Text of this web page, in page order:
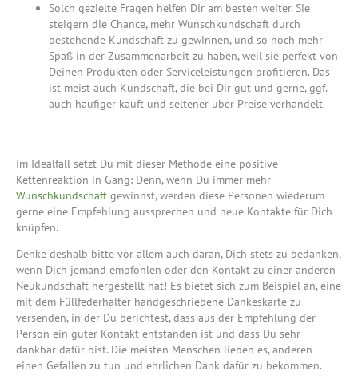
Solch gezielte Fragen helfen Dir am besten weiter. Sie
steigern die Chance, mehr Wunschkundschaft durch
bestehende Kundschaft zu gewinnen, und so noch mehr
Spaß in der Zusammenarbeit zu haben, weil sie perfekt von
Deinen Produkten oder Serviceleistungen profitieren. Das
ist meist auch Kundschaft, die bei Dir gut und gerne, ggf.
auch häufiger kauft und seltener über Preise verhandelt.
Im Idealfall setzt Du mit dieser Methode eine positive
Kettenreaktion in Gang: Denn, wenn Du immer mehr
Wunschkundschaft gewinnst, werden diese Personen wiederum
gerne eine Empfehlung aussprechen und neue Kontakte für Dich
knüpfen.
Denke deshalb bitte vor allem auch daran, Dich stets zu bedanken,
wenn Dich jemand empfohlen oder den Kontakt zu einer anderen
Neukundschaft hergestellt hat! Es bietet sich zum Beispiel an, eine
mit dem Füllfederhalter handgeschriebene Dankeskarte zu
versenden, in der Du berichtest, dass aus der Empfehlung der
Person ein guter Kontakt entstanden ist und dass Du sehr
dankbar dafür bist. Die meisten Menschen lieben es, anderen
einen Gefallen zu tun und ehrlichen Dank dafür zu bekommen.